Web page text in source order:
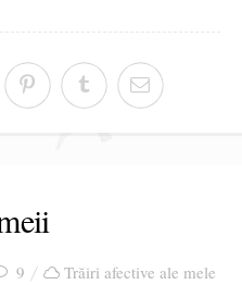
9
Trăiri afective ale mele